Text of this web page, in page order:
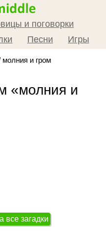
и поговорки
Песни Игры
молния и гром
«молния и
все загадки